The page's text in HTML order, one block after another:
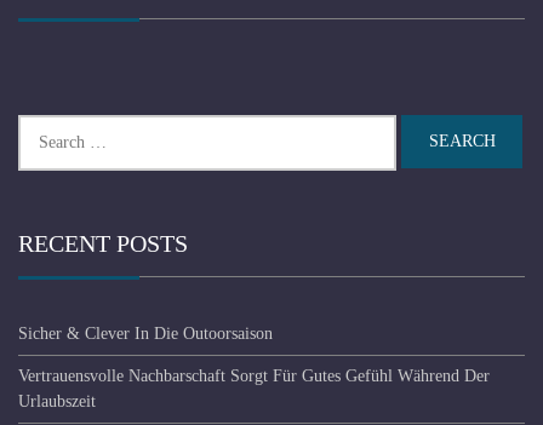
for:
RECENT POSTS
Sicher & Clever In Die Outoorsaison
Vertrauensvolle Nachbarschaft Sorgt Für Gutes Gefühl Während Der
Urlaubszeit